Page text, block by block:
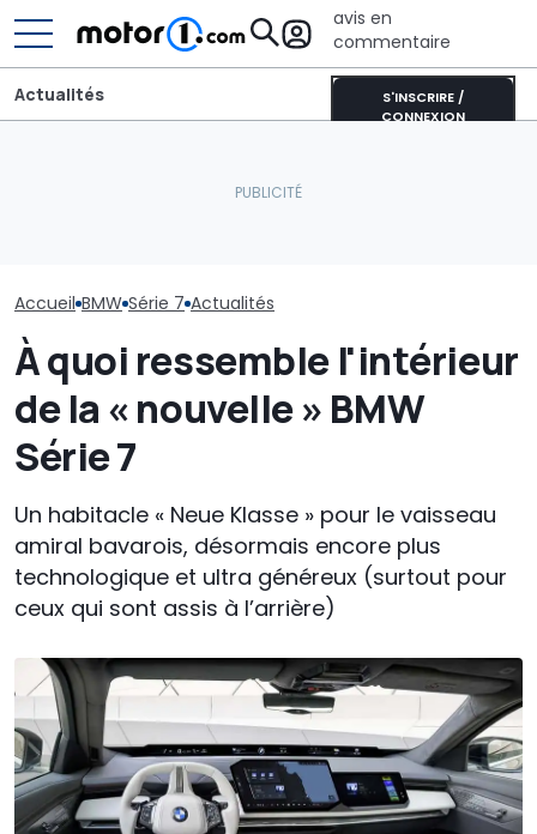
avis en
commentaire
S'INSCRIRE /
CONNEXION
Actualités
Accueil BMW Série 7 Actualités
À quoi ressemble l'intérieur
de la « nouvelle » BMW
Série 7
Un habitacle « Neue Klasse » pour le vaisseau
amiral bavarois, désormais encore plus
technologique et ultra généreux (surtout pour
ceux qui sont assis à l’arrière)